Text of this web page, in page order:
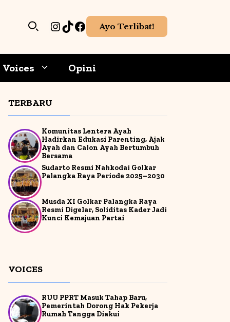
Instagram
TikTok
Facebook
Ayo Terlibat!
Gadget
Game-Aplikasi
Internet & Cybersecurity
Kecerdasan Buatan
Media Sosial
palsu
Meningkatkan berpikir kritis
analisis terhadap isi pesan
sebelum mempercayai atau
membagikannya.
tidak
Membantu menyusun
pendapat berdasarkan
informasi yang valid dan
Voices Opini
TERBARU
Komunitas Lentera Ayah
Hadirkan Edukasi Parenting, Ajak
Ayah dan Calon Ayah Bertumbuh
Bersama
Sudarto Resmi Nahkodai Golkar
Palangka Raya Periode 2025–2030
Musda XI Golkar Palangka Raya
Resmi Digelar, Soliditas Kader Jadi
Kunci Kemajuan Partai
VOICES
RUU PPRT Masuk Tahap Baru,
Pemerintah Dorong Hak Pekerja
Rumah Tangga Diakui